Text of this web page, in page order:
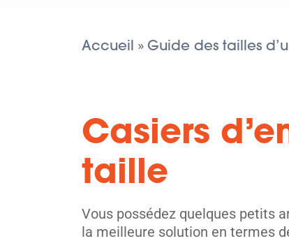
Accueil » Guide des tailles
Casiers
taille
Vous possédez quelques petits
la meilleure solution en termes